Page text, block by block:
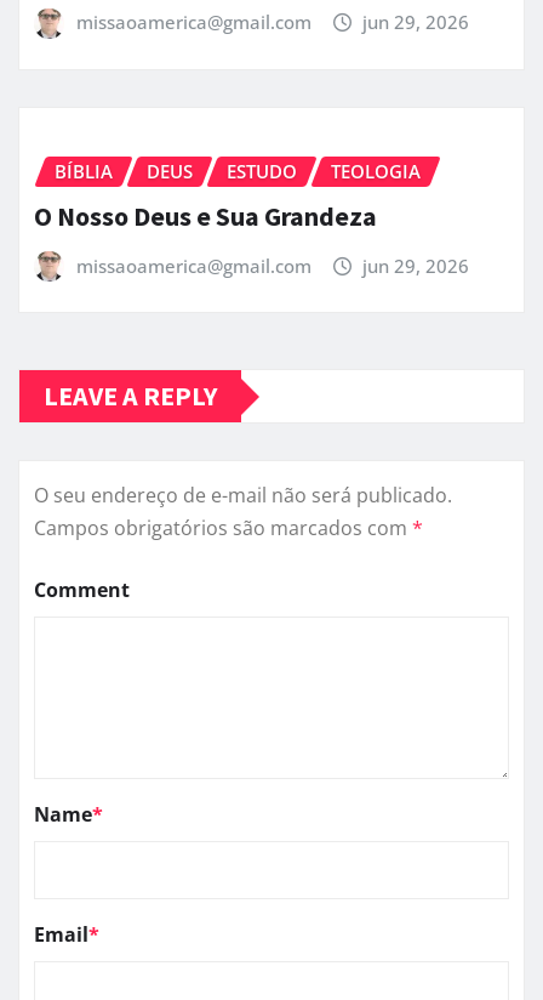
missaoamerica@gmail.com jun 29, 2026
BÍBLIA DEUS ESTUDO TEOLOGIA
O Nosso Deus e Sua Grandeza
missaoamerica@gmail.com jun 29, 2026
LEAVE A REPLY
O seu endereço de e-mail não será publicado.
Campos obrigatórios são marcados com *
Comment
Name*
Email*